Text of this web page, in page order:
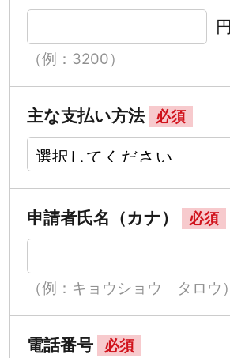
円
（例：3200）
主な支払い方法 必須
申請者氏名（カナ） 必須
（例：キョウショウ タロウ）
電話番号 必須